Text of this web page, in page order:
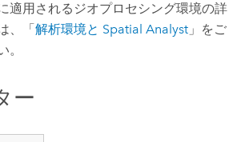
適用されるジオプロセシング環境の詳
、「解析環境と Spatial Analyst 」をご
。
ー